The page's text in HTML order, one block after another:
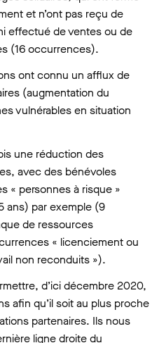
et n’ont pas reçu de
effectué de ventes ou de
(16 occurrences).
ont connu un afflux de
(augmentation du
vulnérables en situation
une réduction des
avec des bénévoles
« personnes à risque »
ans) par exemple (9
de ressources
« licenciement ou
non reconduits »).
d’ici décembre 2020,
afin qu’il soit au plus proche
partenaires. Ils nous
ligne droite du